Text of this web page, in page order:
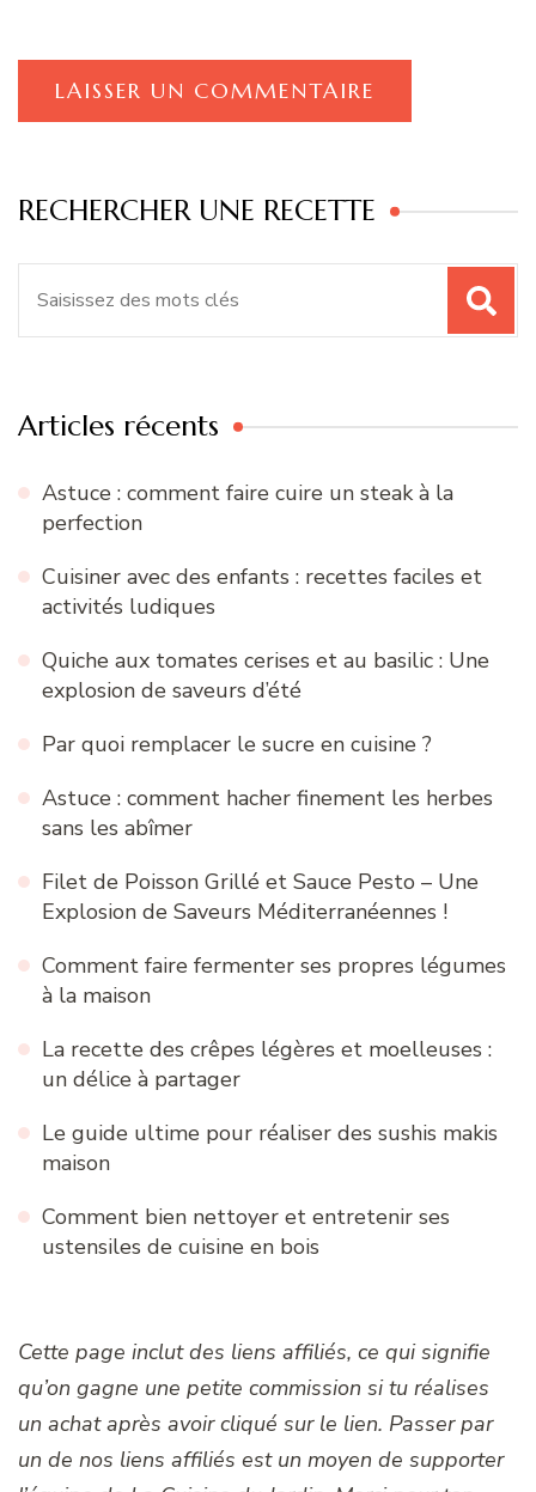
RECHERCHER UNE RECETTE
Articles récents
Astuce : comment faire cuire un steak à la
perfection
Cuisiner avec des enfants : recettes faciles et
activités ludiques
Quiche aux tomates cerises et au basilic : Une
explosion de saveurs d’été
Par quoi remplacer le sucre en cuisine ?
Astuce : comment hacher finement les herbes
sans les abîmer
Filet de Poisson Grillé et Sauce Pesto – Une
Explosion de Saveurs Méditerranéennes !
Comment faire fermenter ses propres légumes
à la maison
La recette des crêpes légères et moelleuses :
un délice à partager
Le guide ultime pour réaliser des sushis makis
maison
Comment bien nettoyer et entretenir ses
ustensiles de cuisine en bois
Cette page inclut des liens affiliés, ce qui signifie
qu’on gagne une petite commission si tu réalises
un achat après avoir cliqué sur le lien. Passer par
un de nos liens affiliés est un moyen de supporter